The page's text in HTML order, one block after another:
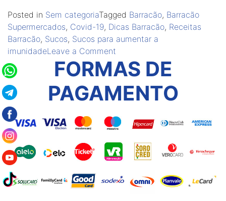
Posted in Sem categoriaTagged Barracão, Barracão
Supermercados, Covid-19, Dicas Barracão, Receitas
Barracão, Sucos, Sucos para aumentar a
imunidadeLeave a Comment
Sucos
que
aumentam
a
FORMAS DE
PAGAMENTO